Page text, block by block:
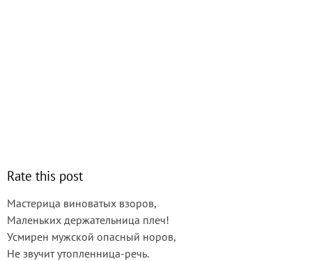
Rate this post
Мастерица виноватых взоров,
Маленьких держательница плеч!
Усмирен мужской опасный норов,
Не звучит утопленница-речь.